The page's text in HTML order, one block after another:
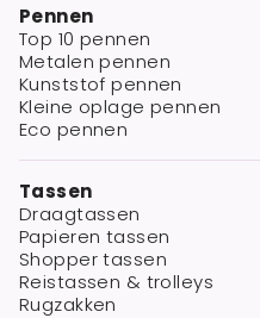
Pennen
Top 10 pennen
Metalen pennen
Kunststof pennen
Kleine oplage pennen
Eco pennen
Tassen
Draagtassen
Papieren tassen
Shopper tassen
Reistassen & trolleys
Rugzakken